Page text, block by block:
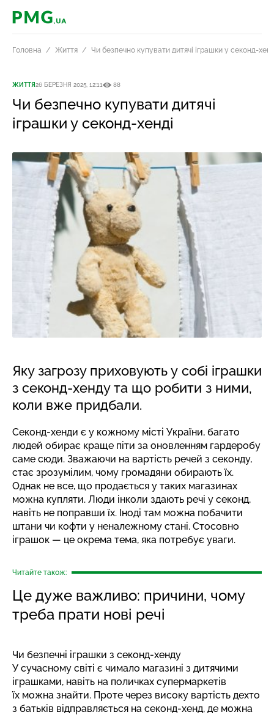
PMG.ua
Головна Життя Чи безпечно купувати дитячі іграшки у секонд-
ЖИТТЯ26 БЕРЕЗНЯ 2025, 12:11 88
Чи безпечно купувати дитячі
іграшки у секонд-хенді
Яку загрозу приховують у собі іграшки
з секонд-хенду та що робити з ними,
коли вже придбали.
Секонд-хенди є у кожному місті України, багато
людей обирає краще піти за оновленням гардеробу
саме сюди. Зважаючи на вартість речей з секонду,
стає зрозумілим, чому громадяни обирають їх.
Однак не все, що продається у таких магазинах
можна купляти. Люди інколи здають речі у секонд,
навіть не поправши їх. Іноді там можна побачити
штани чи кофти у неналежному стані. Стосовно
іграшок — це окрема тема, яка потребує уваги.
Читайте також:
Це дуже важливо: причини, чому
треба прати нові речі
Чи безпечні іграшки з секонд-хенду
У сучасному світі є чимало магазині з дитячими
іграшками, навіть на поличках супермаркетів
їх можна знайти. Проте через високу вартість дехто
з батьків відправляється на секонд-хенд, де можна